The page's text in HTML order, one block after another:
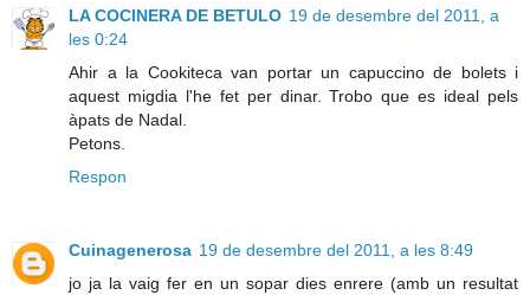
LA COCINERA DE BETULO 19 de desembre del 2011, a
les 0:24
Ahir a la Cookiteca van portar un capuccino de bolets i
aquest migdia l'he fet per dinar. Trobo que es ideal pels
àpats de Nadal.
Petons.
Respon
Cuinagenerosa 19 de desembre del 2011, a les 8:49
jo ja la vaig fer en un sopar dies enrere (amb un resultat